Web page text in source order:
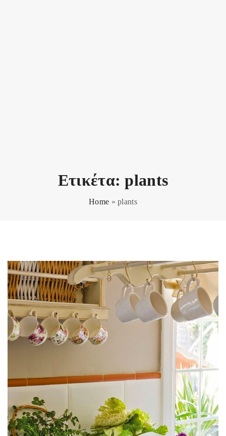
Ετικέτα:plants
Home »plants